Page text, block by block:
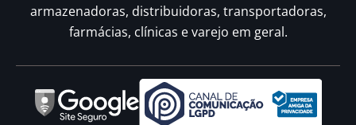
armazenadoras, distribuidoras, transportadoras,
farmácias, clínicas e varejo em geral.